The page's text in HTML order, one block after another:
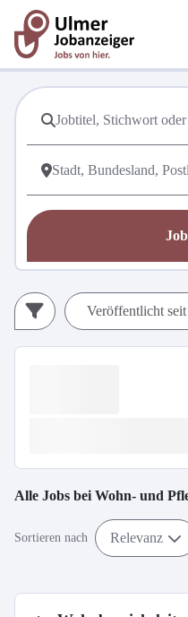
Veröffentlicht seit
Alle Jobs bei Wohn- und
Sortieren nach Relevanz